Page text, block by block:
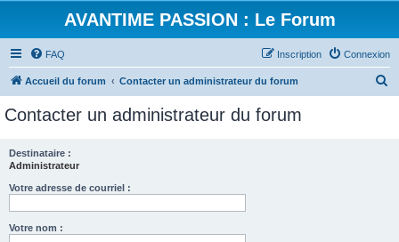
AVANTIME PASSION : Le Forum
FAQ Connexion
Inscription
Accueil du forum Contacter un administrateur du forum
Contacter un administrateur du forum
Destinataire :
Administrateur
Votre adresse de courriel :
Votre nom :